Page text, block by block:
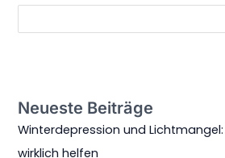
Neueste Beiträge
Winterdepression und
wirklich helfen